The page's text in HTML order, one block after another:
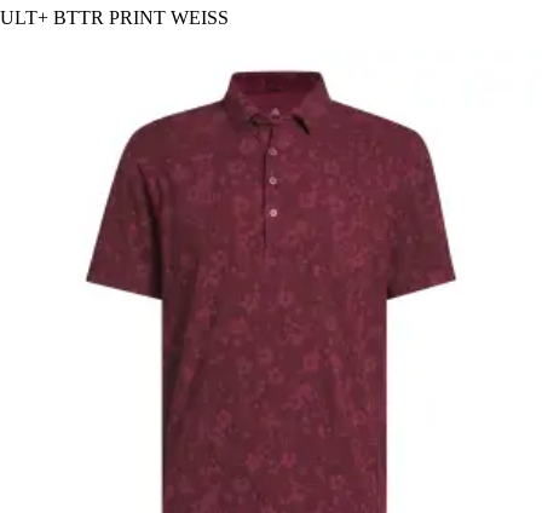
ULT+ BTTR PRINT WEISS